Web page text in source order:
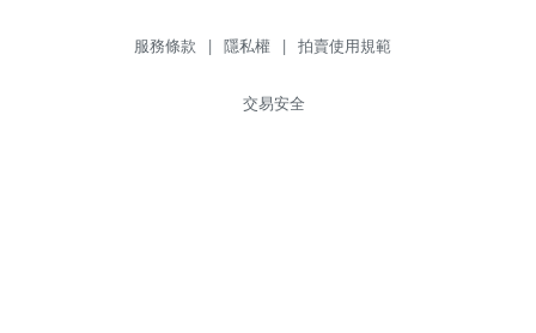
服務條款 | 隱私權 | 拍賣使用規範
交易安全